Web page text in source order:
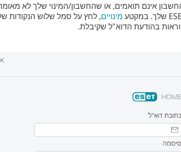
אינם תואמים, או שהחשבון/המינוי שלך לא
מינויים, לחץ על סמל שלוש הנקודות
בהודעת הדוא"ל שקיבלת.